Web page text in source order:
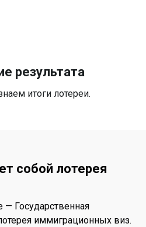
результата
итоги лотереи.
собой лотерея
Государственная
иммиграционных виз.